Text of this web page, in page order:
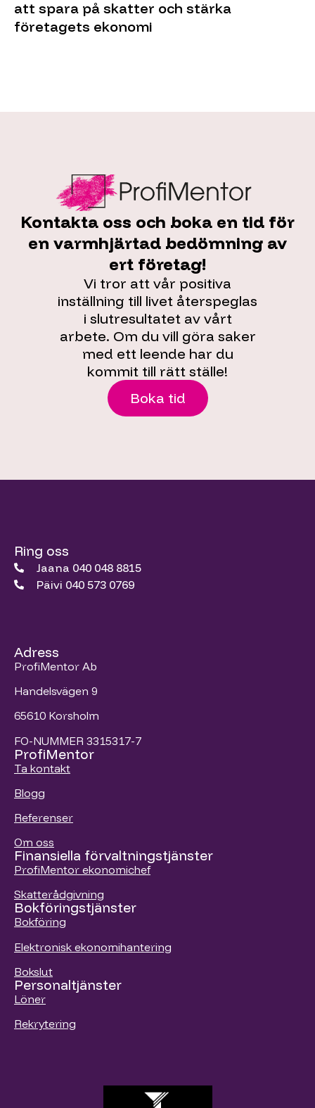
att spara på skatter och stärka
företagets ekonomi
Kontakta oss och boka en tid för
en varmhjärtad bedömning av
ert företag!
Vi tror att vår positiva
inställning till livet återspeglas
i slutresultatet av vårt
arbete. Om du vill göra saker
med ett leende har du
kommit till rätt ställe!
Boka tid
Ring oss
Jaana 040 048 8815
Päivi 040 573 0769
Adress
ProfiMentor Ab
Handelsvägen 9
65610 Korsholm
FO-NUMMER 3315317-7
ProfiMentor
Ta kontakt
Blogg
Referenser
Om oss
Finansiella förvaltningstjänster
ProfiMentor ekonomichef
Skatterådgivning
Bokföringstjänster
Bokföring
Elektronisk ekonomihantering
Bokslut
Personaltjänster
Löner
Rekrytering